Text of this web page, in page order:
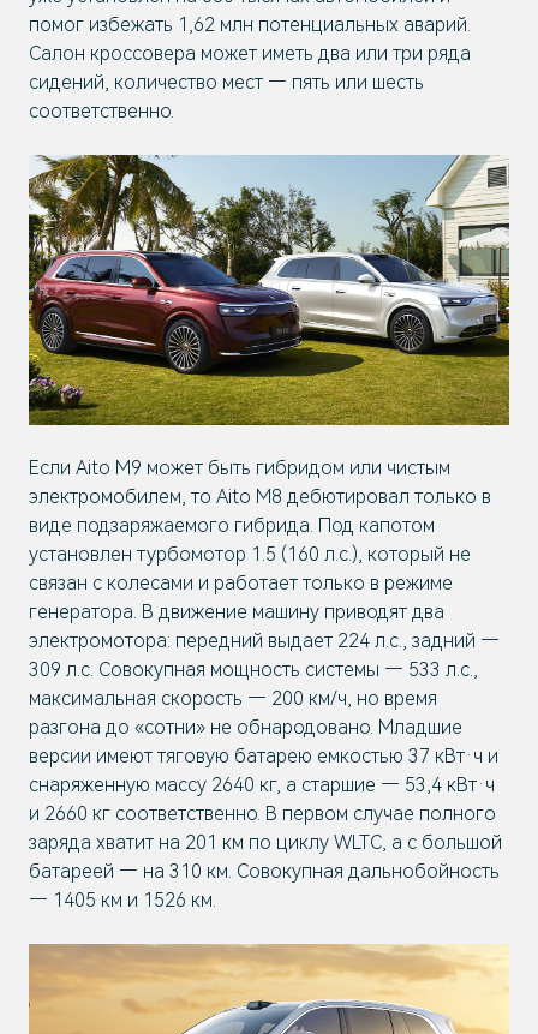
помог избежать 1,62 млн потенциальных аварий.
Салон кроссовера может иметь два или три ряда
сидений, количество мест — пять или шесть
соответственно.
Если Aito M9 может быть гибридом или чистым
электромобилем, то Aito M8 дебютировал только в
виде подзаряжаемого гибрида. Под капотом
установлен турбомотор 1.5 (160 л.с.), который не
связан с колесами и работает только в режиме
генератора. В движение машину приводят два
электромотора: передний выдает 224 л.с., задний —
309 л.с. Совокупная мощность системы — 533 л.с.,
максимальная скорость — 200 км/ч, но время
разгона до «сотни» не обнародовано. Младшие
версии имеют тяговую батарею емкостью 37 кВт·ч и
снаряженную массу 2640 кг, а старшие — 53,4 кВт·ч
и 2660 кг соответственно. В первом случае полного
заряда хватит на 201 км по циклу WLTC, а с большой
батареей — на 310 км. Совокупная дальнобойность
— 1405 км и 1526 км.